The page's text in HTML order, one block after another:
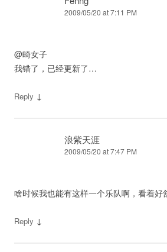
2009/05/20 at 7:11 PM
@畸女子
我错了，已经更新了…
Reply ↓
浪紫天涯
2009/05/20 at 7:47 PM
啥时候我也能有这样一个乐队啊，看着好
Reply ↓